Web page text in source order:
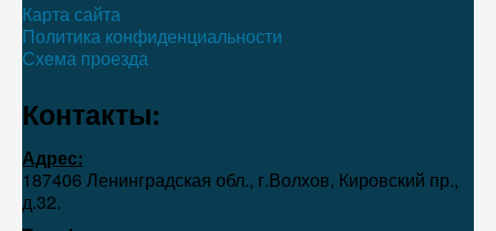
Карта сайта
Политика конфиденциальности
Схема проезда
Контакты:
Адрес:
187406 Ленинградская обл., г.Волхов, Кировский пр.,
д.32.